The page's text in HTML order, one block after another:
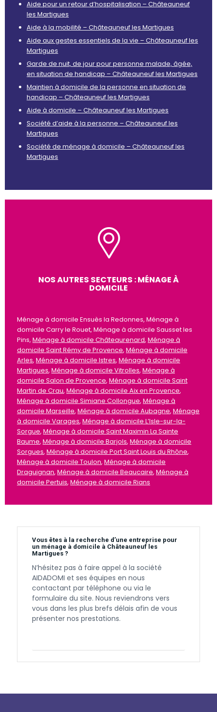
Aide pour un retour d’hospitalisation – Châteauneuf
les Martigues
Aide à la mobilité – Châteauneuf les Martigues
Aide aux gestes essentiels de la vie – Châteauneuf les
Martigues
Garde de nuit, de jour pour personne malade, âgée,
en situation de handicap – Châteauneuf les Martigues
Maintien à domicile de la personne en situation de
handicap – Châteauneuf les Martigues
Aide à domicile – Châteauneuf les Martigues
Société d’aide à la personne – Châteauneuf les
Martigues
Société de ménage à domicile – Châteauneuf les
Martigues
NOS AUTRES SECTEURS : MÉNAGE À
DOMICILE
Ménage à domicile Ensuès la Redonnes, Ménage à
domicile Carry le Rouet, Ménage à domicile Sausset les
Pins, Ménage à domicile Châteaurenard, Ménage à
domicile Saint Rémy de Provence, Ménage à domicile
Arles, Ménage à domicile Istres, Ménage à domicile
Martigues, Ménage à domicile Vitrolles, Ménage à
domicile Salon de Provence, Ménage à domicile Saint
Martin de Crau, Ménage à domicile Aix en Provence,
Ménage à domicile Simiane Collongue, Ménage à
domicile Marseille, Ménage à domicile Aubagne, Ménage
à domicile Varages, Ménage à domicile L’Isle-sur-la-
Sorgue, Ménage à domicile Saint Maximin La Sainte
Baume, Ménage à domicile Barjols, Ménage à domicile
Sorgues, Ménage à domicile Port Saint Louis du Rhône,
Ménage à domicile Toulon, Ménage à domicile
Draguignan, Ménage à domicile Beaucaire, Ménage à
domicile Pertuis, Ménage à domicile Rians
Vous êtes à la recherche d’une entreprise pour
un ménage à domicile à Châteauneuf les
Martigues ?
N’hésitez pas à faire appel à la société
AIDADOMI et ses équipes en nous
contactant par téléphone ou via le
formulaire du site. Nous reviendrons vers
vous dans les plus brefs délais afin de vous
présenter nos prestations.